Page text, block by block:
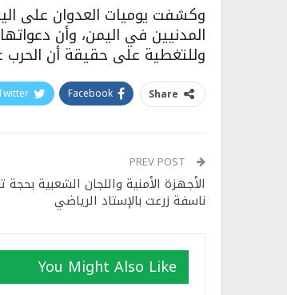
وكشفت يوميات العدوان على
المدنيين في اليمن، وأن
وللتغطية على حقيقة أن الحرب
Share
Facebook
الأجهزة الأمنية واللجان الشعبية
ناسفة زرعت بالإستاد الرياضي
You Might Also Like